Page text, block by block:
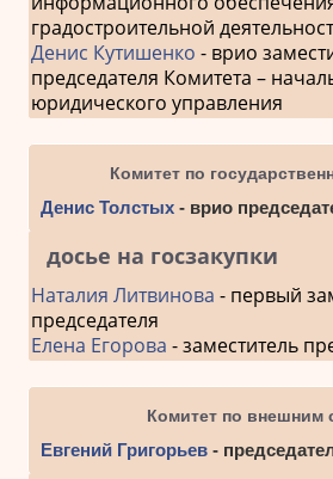
градостроительной
Денис Кутишенко - врио
председателя Комитета –
юридического управления
Комитет по
Денис Толстых- врио
досье на госзакупки
Наталия Литвинова - первый
председателя
Елена Егорова - заместитель
Комитет по внешним
Евгений Григорьев-